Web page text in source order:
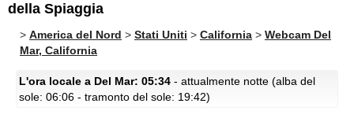
della Spiaggia
> America del Nord > Stati Uniti > California > Webcam Del
Mar, California
L'ora locale a Del Mar: 05:34 - attualmente notte (alba del
sole: 06:06 - tramonto del sole: 19:42)